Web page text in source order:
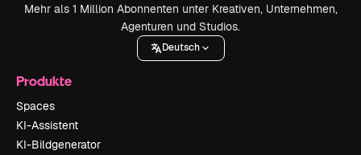
Mehr als 1 Million Abonnenten unter Kreativen, Unternehmen,
Agenturen und Studios.
Deutsch
Produkte
Spaces
KI-Assistent
KI-Bildgenerator